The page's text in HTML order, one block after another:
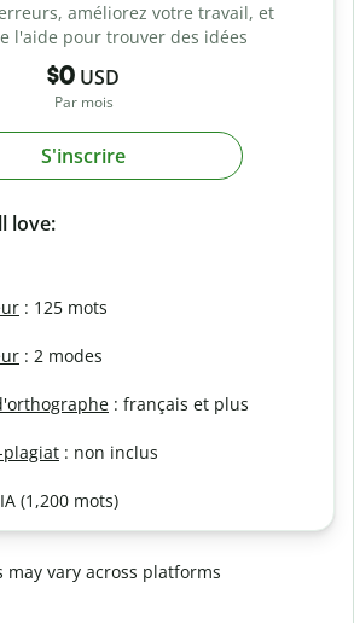
améliorez votre travail, et
l'aide pour trouver des idées
$0 USD
Par mois
S'inscrire
love:
: 125 mots
: 2 modes
: français et plus
plagiat : non inclus
(1,200 mots)
may vary across platforms